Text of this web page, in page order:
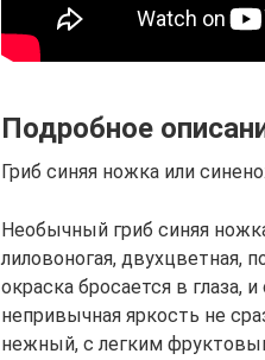
Подробное
Гриб синяя ножка или
Необычный гриб синяя
лиловоногая, двухцветная,
окраска бросается в глаза,
непривычная яркость не
нежный, с легким